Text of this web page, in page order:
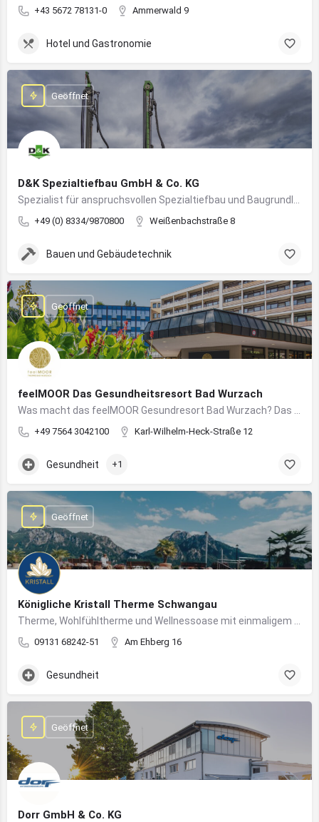
+43 5672 78131-0 Ammerwald 9
Hotel und Gastronomie
D&K Spezialtiefbau GmbH & Co. KG
+49 (0) 8334/9870800 Weißenbachstraße 8
Geöffnet
Bauen und Gebäudetechnik
feelMOOR Das Gesundheitsresort Bad Wurzach
+49 7564 3042100 Karl-Wilhelm-Heck-Straße 12
Geöffnet
Gesundheit +1
Königliche Kristall Therme Schwangau
09131 68242-51 Am Ehberg 16
Geöffnet
Gesundheit
Dorr GmbH & Co. KG
Geöffnet